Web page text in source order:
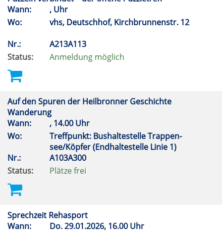
Wann:
, Uhr
Wo:
vhs, Deutschhof, Kirchbrunnenstr. 12
Nr.:
A213A113
Status:
Anmeldung möglich
Auf den Spuren der Heilbronner Geschichte
Wanderung
Wann:
, 14.00 Uhr
Wo:
Treffpunkt: Bushaltestelle Trappen-
see/Köpfer (Endhaltestelle Linie 1)
Nr.:
A103A300
Status:
Plätze frei
Sprechzeit Rehasport
Wann:
Do.29.01.2026, 16.00 Uhr